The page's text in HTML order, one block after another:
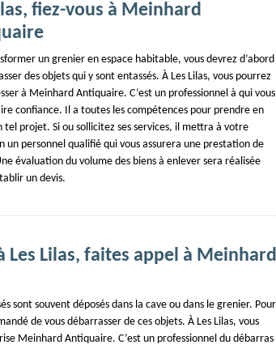
fiez-vous à Meinhard
un grenier en espace habitable, vous devrez d’abord
des objets qui y sont entassés. À Les Lilas, vous pourrez
à Meinhard Antiquaire. C’est un professionnel à qui vous
confiance. Il a toutes les compétences pour prendre en
tel projet. Si ou sollicitez ses services, il mettra à votre
un personnel qualifié qui vous assurera une prestation de
évaluation du volume des biens à enlever sera réalisée
un devis.
Les Lilas, faites appel à Meinhard
sont souvent déposés dans la cave ou dans le grenier. Pour
de vous débarrasser de ces objets. À Les Lilas, vous
Meinhard Antiquaire. C’est un professionnel du débarras